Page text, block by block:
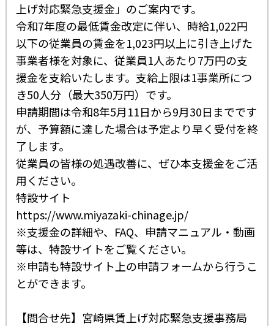
上げ対応緊急支援金」のご案内です。
令和7年度の最低賃金改定に伴い、時給1,022円
以下の従業員の賃金を1,023円以上に引き上げた
事業者様を対象に、従業員1人あたり7万円の支
援金を支給いたします。 支給上限は1事業所につ
き50人分（最大350万円）です。
申請期間は令和8年5月11日から9月30日までです
が、予算額に達した場合は予定より早く受付を終
了します。
従業員の皆様の処遇改善に、ぜひ本支援金をご活
用ください。
特設サイト
https://www.miyazaki-chinage.jp/
※支援金の詳細や、FAQ、申請マニュアル・動画
等は、特設サイトをご覧ください。
※申請も特設サイト上の申請フォームから行うこ
とができます。
【問合せ先】宮崎県賃上げ対応緊急支援事務局